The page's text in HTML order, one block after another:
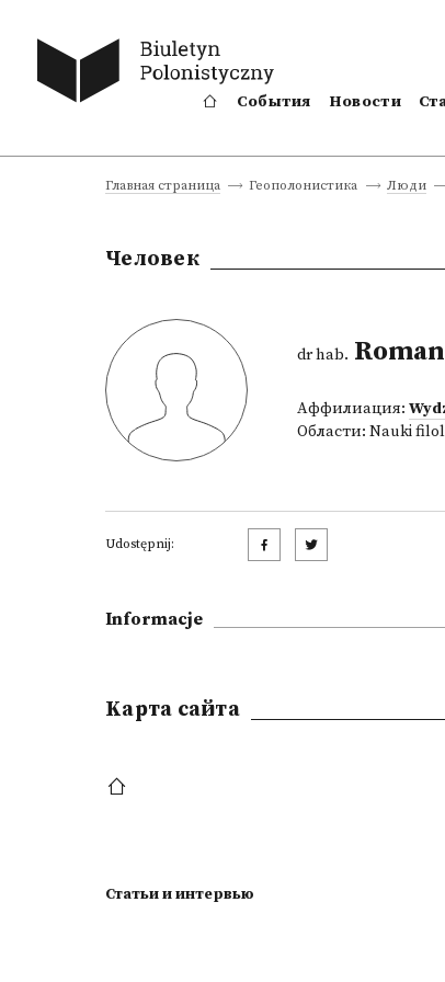
События Новости
Главная страница Геополонистика Люди
Человек
dr hab.
Аффилиация:
Области: Nauki
Udostępnij:
Informacje
Kарта сайта
Статьи и интервью